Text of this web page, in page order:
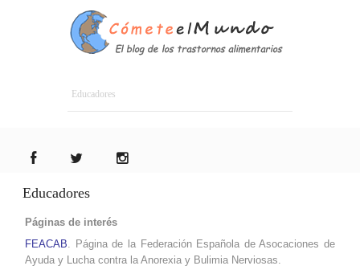
Educadores
Educadores
Páginas de interés
FEACAB . Página de la Federación Española de Asocaciones de
Ayuda y Lucha contra la Anorexia y Bulimia Nerviosas.